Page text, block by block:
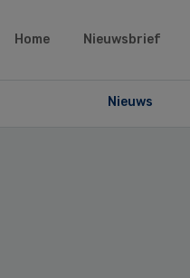
Home Nieuwsbrief
Nieuws